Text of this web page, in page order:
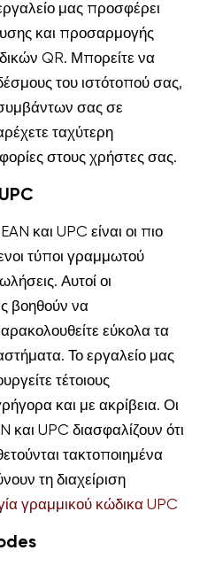
μας προσφέρει
και προσαρμογής
QR. Μπορείτε να
του ιστότοπού σας,
σας σε
ταχύτερη
στους χρήστες σας.
και UPC είναι οι πιο
τύποι γραμμωτού
Αυτοί οι
βοηθούν να
εύκολα τα
Το εργαλείο μας
τέτοιους
και με ακρίβεια. Οι
και UPC διασφαλίζουν ότι
τακτοποιημένα
τη διαχείριση
γραμμικού κώδικα UPC